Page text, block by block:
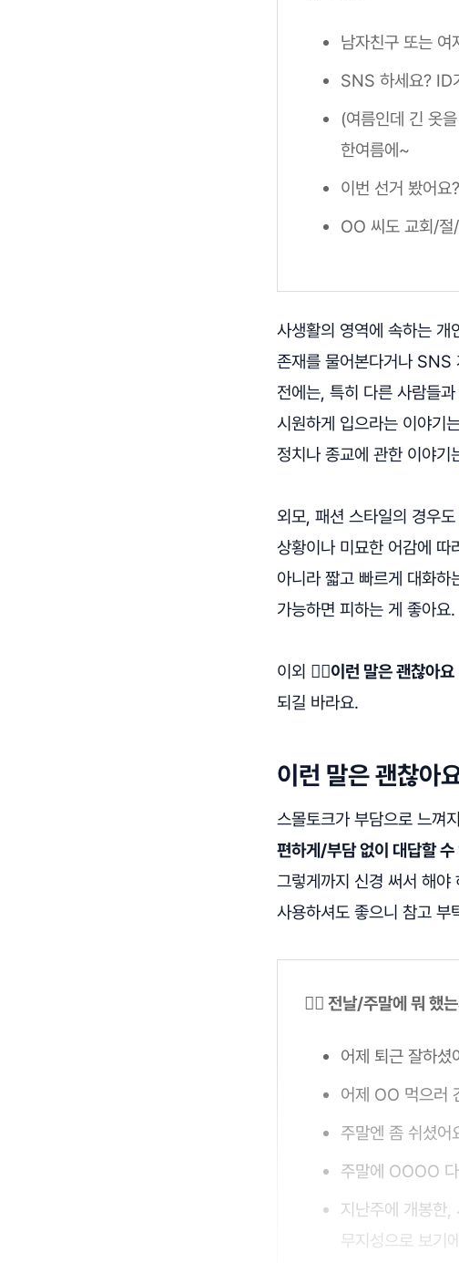
남자친구 또는 여
SNS 하세요? ID
(여름인데 긴 옷
한여름에~
이번 선거 봤어요
OO 씨도 교회/절
사생활의 영역에 속하는 개
존재를 물어본다거나 SNS
전에는, 특히 다른 사람들
시원하게 입으라는 이야기
정치나 종교에 관한 이야
외모, 패션 스타일의 경우
상황이나 미묘한 어감에 따
아니라 짧고 빠르게 대화
가능하면 피하는 게 좋아요.
이외 🙆‍♂️이런 말은 괜찮아
되길 바라요.
이런 말은 괜찮아
스몰토크가 부담으로 느껴
편하게/부담 없이 대답할 수
그렇게까지 신경 써서 해야
사용하셔도 좋으니 참고 부
🤸‍♀️ 전날/주말에 뭐 했는
어제 퇴근 잘하셨
어제 OO 먹으러
주말엔 좀 쉬셨어
주말에 OOOO
지난주에 개봉한
무지성으로 보기